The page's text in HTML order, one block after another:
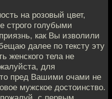
на розовый цвет,
строго голубыми
как Вы изволили
далее по тексту эту
женского тела не
для
пред Вашими очами не
мужское достоинство.